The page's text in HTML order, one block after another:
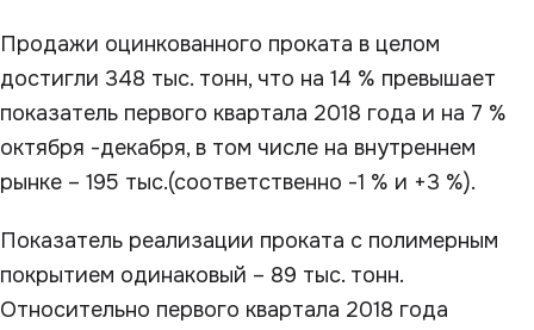
Продажи оцинкованного проката в целом
достигли 348 тыс. тонн, что на 14 % превышает
показатель первого квартала 2018 года и на 7 %
октября -декабря, в том числе на внутреннем
рынке – 195 тыс.(соответственно -1 % и +3 %).
Показатель реализации проката с полимерным
покрытием одинаковый – 89 тыс. тонн.
Относительно первого квартала 2018 года